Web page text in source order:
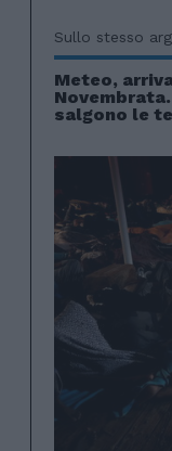
Sullo stesso
Meteo,
salgono le